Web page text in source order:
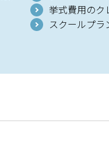
挙式費用のク
スクールプラ